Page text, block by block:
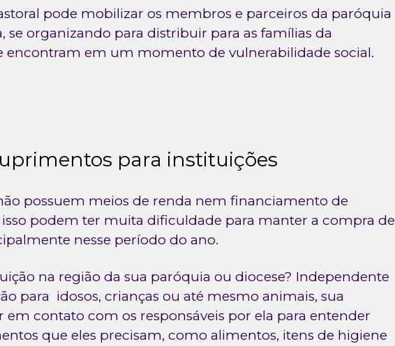
pode mobilizar os membros e parceiros da paróquia
se organizando para distribuir para as famílias da
encontram em um momento de vulnerabilidade social.
para instituições
possuem meios de renda nem financiamento de
isso podem ter muita dificuldade para manter a compra de
nesse período do ano.
na região da sua paróquia ou diocese? Independente
para idosos, crianças ou até mesmo animais, sua
em contato com os responsáveis por ela para entender
que eles precisam, como alimentos, itens de higiene